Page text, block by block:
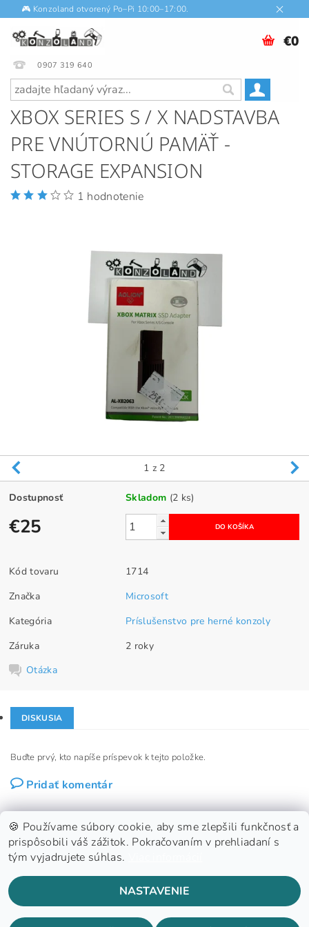
🎮 Konzoland otvorený Po–Pi 10:00–17:00.
0907 319 640
€0
XBOX SERIES S / X NADSTAVBA
PRE VNÚTORNÚ PAMÄŤ -
STORAGE EXPANSION
1 hodnotenie
1 z 2
Dostupnosť Skladom (2 ks)
€25
Kód tovaru
1714
Značka
Microsoft
Kategória
Príslušenstvo pre herné konzoly
Záruka
2 roky
Otázka
DISKUSIA
Buďte prvý, kto napíše príspevok k tejto položke.
Pridať komentár
2026 ©Konzoland s.r.o., všetky práva vyhradené
🍪 Používame súbory cookie, aby sme zlepšili funkčnosť a
prispôsobili váš zážitok. Pokračovaním v prehliadaní s
tým vyjadrujete súhlas.
NASTAVENIE